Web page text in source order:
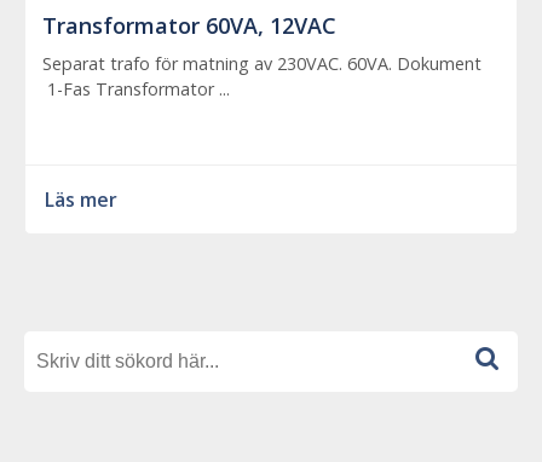
Transformator 60VA, 12VAC
Separat trafo för matning av 230VAC. 60VA. Dokument
1-Fas Transformator ...
Läs mer